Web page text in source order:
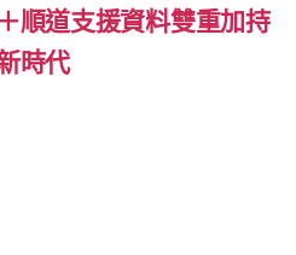
順道支援資料雙重加持
時代